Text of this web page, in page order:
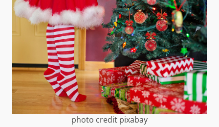
photo credit pixabay